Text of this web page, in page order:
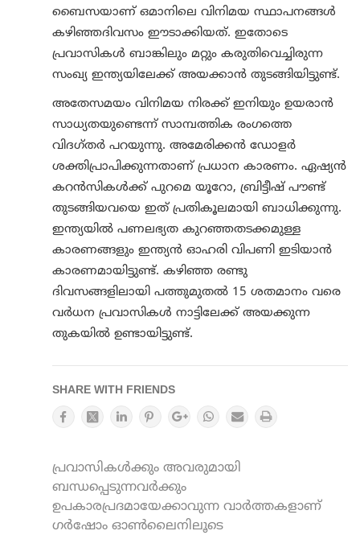
ബൈസയാണ് ഒമാനിലെ വിനിമയ സ്ഥാപനങ്ങള്‍
കഴിഞ്ഞദിവസം ഈടാക്കിയത്. ഇതോടെ
പ്രവാസികൾ ബാങ്കിലും മറ്റും കരുതിവെച്ചിരുന്ന
സംഖ്യ ഇന്ത്യയിലേക്ക് അയക്കാന്‍ തുടങ്ങിയിട്ടുണ്ട്.
അതേസമയം വിനിമയ നിരക്ക് ഇനിയും ഉയരാൻ
സാധ്യതയുണ്ടെന്ന് സാമ്പത്തിക രംഗത്തെ
വിദഗ്തർ പറയുന്നു. അമേരിക്കന്‍ ഡോളര്‍
ശക്തിപ്രാപിക്കുന്നതാണ് പ്രധാന കാരണം. ഏഷ്യൻ
കറൻസികൾക്ക് പുറമെ യൂറോ, ബ്രിട്ടീഷ് പൗണ്ട്
തുടങ്ങിയവയെ ഇത് പ്രതികൂലമായി ബാധിക്കുന്നു.
ഇന്ത്യയില്‍ പണലഭ്യത കുറഞ്ഞതടക്കമുള്ള
കാരണങ്ങളും ഇന്ത്യന്‍ ഓഹരി വിപണി ഇടിയാൻ
കാരണമായിട്ടുണ്ട്. കഴിഞ്ഞ രണ്ടു
ദിവസങ്ങളിലായി പത്തുമുതല്‍ 15 ശതമാനം വരെ
വര്‍ധന പ്രവാസികൾ നാട്ടിലേക്ക് അയക്കുന്ന
തുകയിൽ ഉണ്ടായിട്ടുണ്ട്.
SHARE WITH FRIENDS
പ്രവാസികൾക്കും അവരുമായി
ബന്ധപ്പെടുന്നവർക്കും
ഉപകാരപ്രദമായേക്കാവുന്ന വാർത്തകളാണ്
ഗർഷോം ഓൺലൈനിലൂടെ